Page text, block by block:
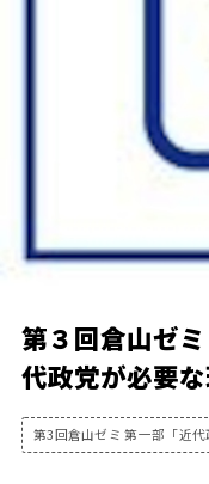
第３回倉山ゼ
代政党が必要な
第3回倉山ゼミ 第一部「近